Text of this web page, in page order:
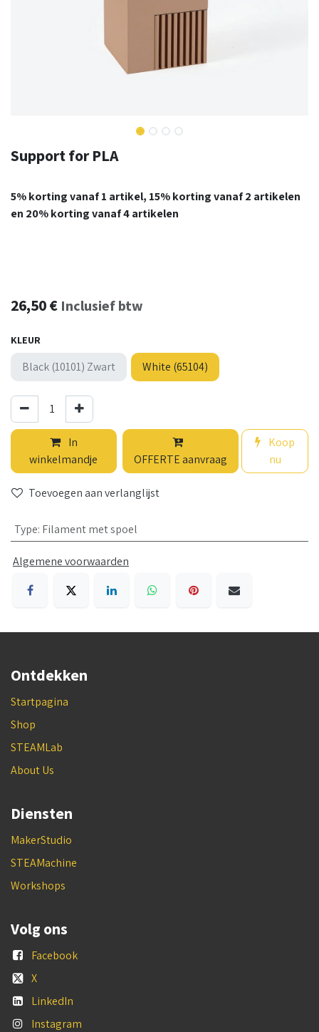
Support for PLA
5% korting vanaf 1 artikel, 15% korting vanaf 2 artikelen
en 20% korting vanaf 4 artikelen
26,50€ Inclusief btw
KLEUR
Black (10101) Zwart White (65104)
In
winkelmandje
OFFERTE aanvraag
Koop
nu
Toevoegen aan verlanglijst
Type: Filament met spoel
Algemene voorwaarden
Ontdekken
Startpagina
Shop
STEAMLab
About Us
Diensten
MakerStudio
STEAMachine
Workshops
Volg ons
Facebook
X
LinkedIn
Instagram